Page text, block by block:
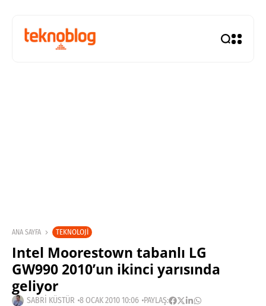
ANA SAYFA TEKNOLOJI
Intel Moorestown tabanlı LG
GW990 2010’un ikinci yarısında
geliyor
SABRI KÜSTÜR 8 OCAK 2010 10:06 PAYLAŞ: